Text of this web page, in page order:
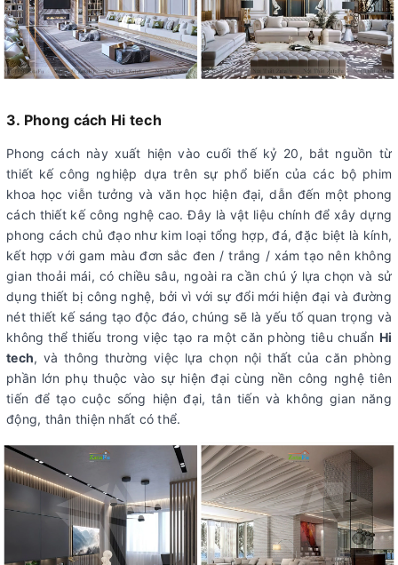
3. Phong cách Hi tech
Phong cách này xuất hiện vào cuối thế kỷ 20, bắt nguồn từ
thiết kế công nghiệp dựa trên sự phổ biến của các bộ phim
khoa học viễn tưởng và văn học hiện đại, dẫn đến một phong
cách thiết kế công nghệ cao. Đây là vật liệu chính để xây dựng
phong cách chủ đạo như kim loại tổng hợp, đá, đặc biệt là kính,
kết hợp với gam màu đơn sắc đen / trắng / xám tạo nên không
gian thoải mái, có chiều sâu, ngoài ra cần chú ý lựa chọn và sử
dụng thiết bị công nghệ, bởi vì với sự đổi mới hiện đại và đường
nét thiết kế sáng tạo độc đáo, chúng sẽ là yếu tố quan trọng và
không thể thiếu trong việc tạo ra một căn phòng tiêu chuẩn Hi
tech, và thông thường việc lựa chọn nội thất của căn phòng
phần lớn phụ thuộc vào sự hiện đại cùng nền công nghệ tiên
tiến để tạo cuộc sống hiện đại, tân tiến và không gian năng
động, thân thiện nhất có thể.